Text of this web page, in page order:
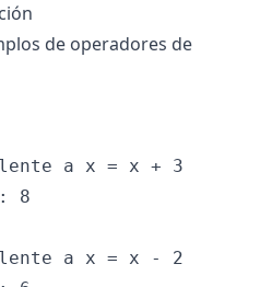
de operadores de
a x = x + 3
8
a x = x - 2